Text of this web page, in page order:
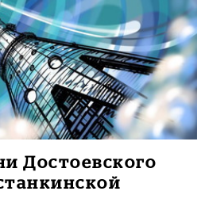
Достоевского